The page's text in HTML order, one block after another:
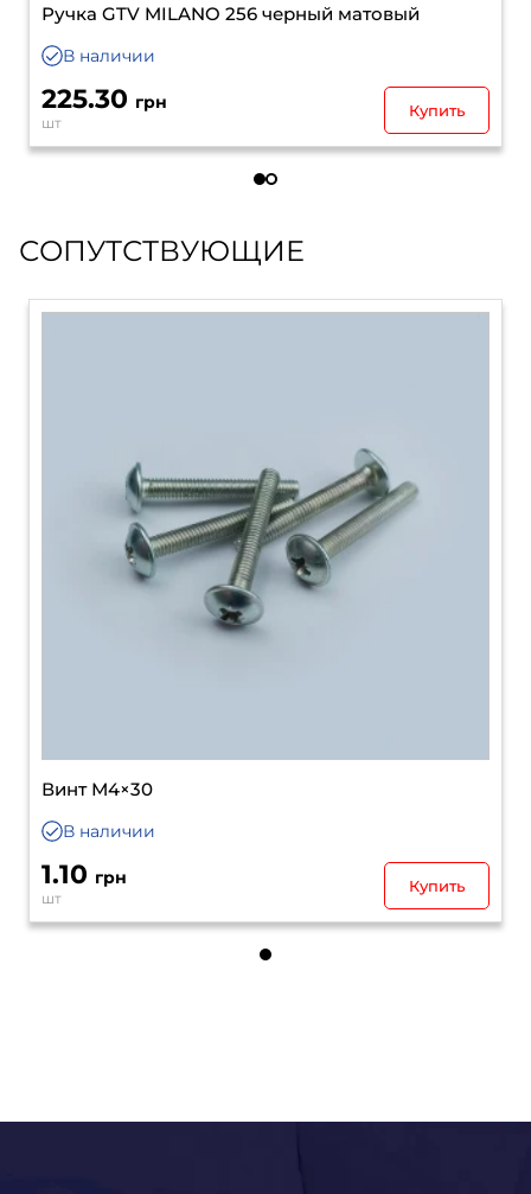
Ручка GTV MILANO 256 черный матовый
В наличии
225.30 грн
шт
Купить
СОПУТСТВУЮЩИЕ
Винт М4×30
В наличии
1.10 грн
шт
Купить